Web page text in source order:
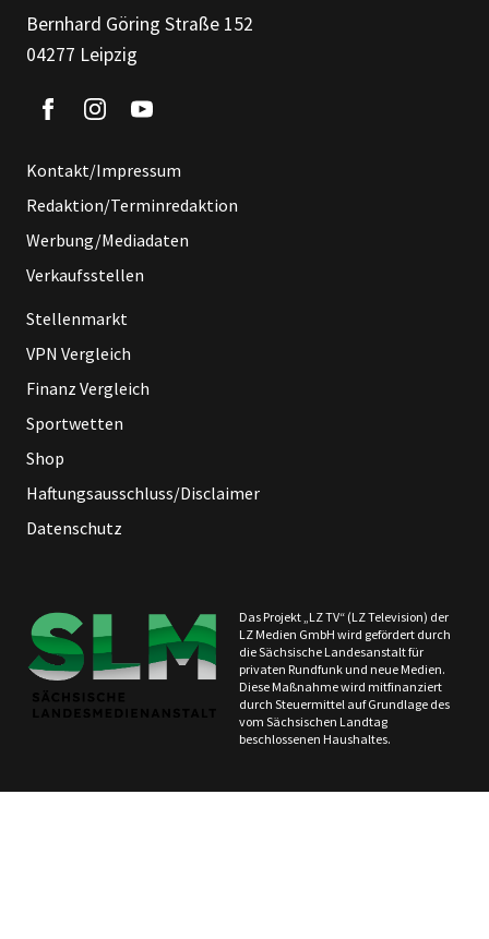
Bernhard Göring Straße 152
04277 Leipzig
Kontakt/Impressum
Redaktion/Terminredaktion
Werbung/Mediadaten
Verkaufsstellen
Stellenmarkt
VPN Vergleich
Finanz Vergleich
Sportwetten
Shop
Haftungsausschluss/Disclaimer
Datenschutz
Das Projekt „LZ TV“ (LZ Television) der
LZ Medien GmbH wird gefördert durch
die Sächsische Landesanstalt für
privaten Rundfunk und neue Medien.
Diese Maßnahme wird mitfinanziert
durch Steuermittel auf Grundlage des
vom Sächsischen Landtag
beschlossenen Haushaltes.